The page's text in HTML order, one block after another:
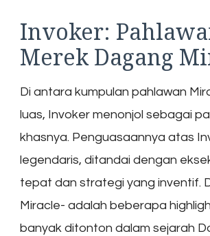
Invoker:
Merek Dagang
Di antara kumpulan pahlawan
luas, Invoker menonjol sebagai
khasnya. Penguasaannya atas
legendaris, ditandai dengan
tepat dan strategi yang inventif.
Miracle- adalah beberapa
banyak ditonton dalam sejarah